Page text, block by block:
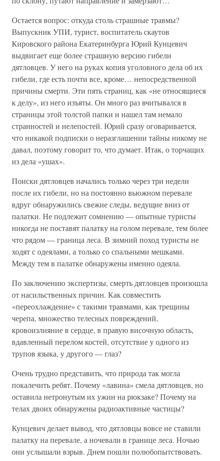
Остается вопрос: откуда столь страшные травмы?
Выпускник УПИ, турист, воспитатель скаутов
Кировского района Екатеринбурга Юрий Кунцевич
выдвигает еще более страшную версию гибели
дятловцев. У него на руках копия уголовного дела об их
гибели, где есть почти все, кроме… непосредственной
причины смерти. Эти пять страниц, как «не относящиеся
к делу», из него изъяты. Он много раз вчитывался в
страницы этой толстой папки и нашел там немало
странностей и нелепостей. Юрий сразу оговаривается,
что никакой подписки о неразглашении тайны никому не
давал, поэтому говорит то, что думает. Итак, о торчащих
из дела «ушах».
Поиски дятловцев начались только через три недели
после их гибели, но на постоянно вьюжном перевале
вдруг обнаружились свежие следы, ведущие вниз от
палатки. Не подлежит сомнению — опытные туристы
никогда не поставят палатку на голом перевале, тем более
что рядом — граница леса. В зимний поход туристы не
ходят с одеялами, а только со спальными мешками.
Между тем в палатке обнаружены именно одеяла.
По заключению экспертизы, смерть дятловцев произошла
от насильственных причин. Как совместить
«переохлаждение» с такими травмами, как трещины
черепа, множество телесных повреждений,
кровоизлияние в сердце, в правую височную область,
вдавленный перелом костей, отсутствие у одного из
трупов языка, у другого — глаз?
Очень трудно представить, что природа так могла
покалечить ребят. Почему «лавина» смела дятловцев, но
оставила нетронутым их ужин на рюкзаке? Почему на
телах двоих обнаружены радиоактивные частицы?
Кунцевич делает вывод, что дятловцы вовсе не ставили
палатку на перевале, а ночевали в границе леса. Ночью
они услышали взрыв. Днем пошли полюбопытствовать.